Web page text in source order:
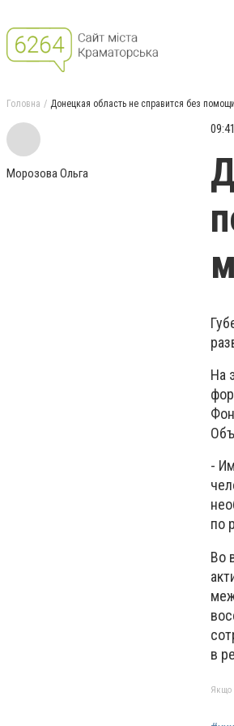
Головна Донецкая область не справится без
Морозова Ольга
На
-
по
Во
в
Якщо